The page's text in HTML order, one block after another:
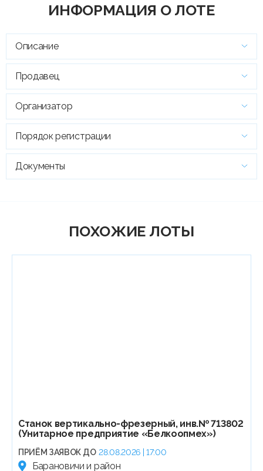
ИНФОРМАЦИЯ О ЛОТЕ
Описание
Продавец
Организатор
Порядок регистрации
Документы
ПОХОЖИЕ ЛОТЫ
Станок вертикально-фрезерный, инв.№ 713802
(Унитарное предприятие «Белкоопмех»)
ПРИЁМ ЗАЯВОК ДО 28.08.2026 | 17:00
Барановичи и район